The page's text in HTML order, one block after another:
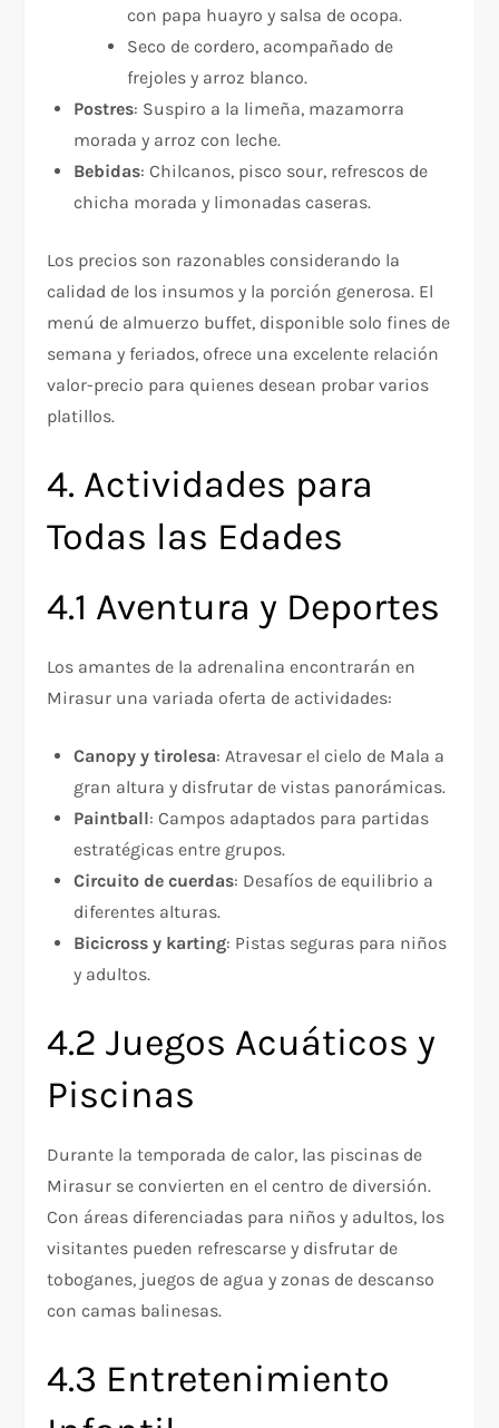
con papa huayro y salsa de ocopa.
Seco de cordero, acompañado de
frejoles y arroz blanco.
Postres: Suspiro a la limeña, mazamorra
morada y arroz con leche.
Bebidas: Chilcanos, pisco sour, refrescos de
chicha morada y limonadas caseras.
Los precios son razonables considerando la
calidad de los insumos y la porción generosa. El
menú de almuerzo buffet, disponible solo fines de
semana y feriados, ofrece una excelente relación
valor-precio para quienes desean probar varios
platillos.
4. Actividades para
Todas las Edades
4.1 Aventura y Deportes
Los amantes de la adrenalina encontrarán en
Mirasur una variada oferta de actividades:
Canopy y tirolesa: Atravesar el cielo de Mala a
gran altura y disfrutar de vistas panorámicas.
Paintball: Campos adaptados para partidas
estratégicas entre grupos.
Circuito de cuerdas: Desafíos de equilibrio a
diferentes alturas.
Bicicross y karting: Pistas seguras para niños
y adultos.
4.2 Juegos Acuáticos y
Piscinas
Durante la temporada de calor, las piscinas de
Mirasur se convierten en el centro de diversión.
Con áreas diferenciadas para niños y adultos, los
visitantes pueden refrescarse y disfrutar de
toboganes, juegos de agua y zonas de descanso
con camas balinesas.
4.3 Entretenimiento